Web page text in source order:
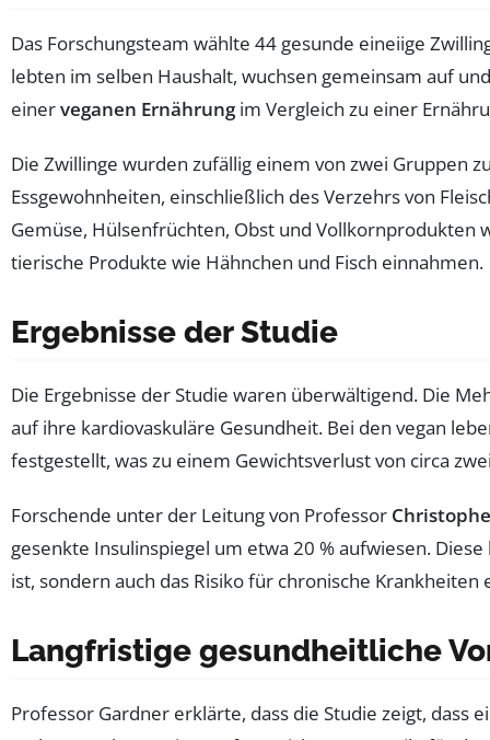
Das Forschungsteam wählte 44 gesunde eineiige
lebten im selben Haushalt, wuchsen gemeinsam auf
einerveganen Ernährungim Vergleich zu einer
Die Zwillinge wurden zufällig einem von zwei Gruppen
Essgewohnheiten, einschließlich des Verzehrs von
Gemüse, Hülsenfrüchten, Obst und Vollkornprodukten
tierische Produkte wie Hähnchen und Fisch einnahmen.
Ergebnisse der Studie
Die Ergebnisse der Studie waren überwältigend. Die
auf ihre kardiovaskuläre Gesundheit. Bei den vegan
festgestellt, was zu einem Gewichtsverlust von circa
Forschende unter der Leitung von Professor
gesenkte Insulinspiegel um etwa 20 % aufwiesen.
ist, sondern auch das Risiko für chronische
Langfristige gesundheitliche
Professor Gardner erklärte, dass die Studie zeigt, dass